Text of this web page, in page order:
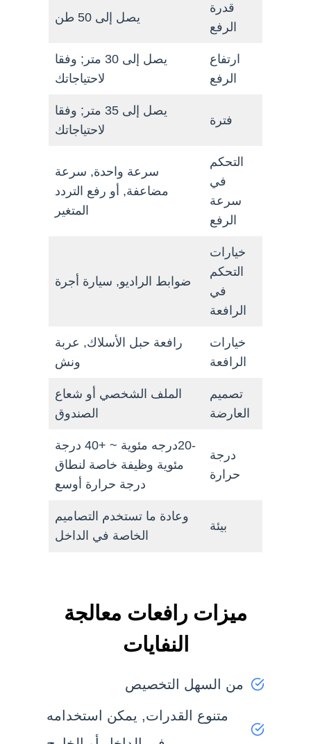
قدرة
الرفع
يصل إلى 50 طن
ارتفاع
الرفع
يصل إلى 30 متر; وفقا
لاحتياجاتك
فترة
يصل إلى 35 متر; وفقا
لاحتياجاتك
التحكم
في
سرعة
الرفع
سرعة واحدة, سرعة
مضاعفة, أو رفع التردد
المتغير
خيارات
التحكم
في
الرافعة
ضوابط الراديو, سيارة أجرة
خيارات
الرافعة
رافعة حبل الأسلاك, عربة
ونش
تصميم
العارضة
الملف الشخصي أو شعاع
الصندوق
درجة
حرارة
-20درجه مئوية ~ +40 درجة
مئوية وظيفة خاصة لنطاق
درجة حرارة أوسع
بيئة
وعادة ما تستخدم التصاميم
الخاصة في الداخل
ميزات رافعات معالجة
النفايات
من السهل التخصيص
متنوع القدرات, يمكن استخدامه